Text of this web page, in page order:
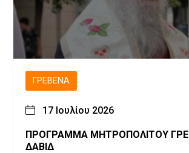
ΓΡΕΒΕΝΆ
17 Ιουλίου 2026
ΠΡΟΓΡΑΜΜΑ ΜΗΤΡΟΠΟΛΙΤΟΥ ΓΡΕΒΕΝΩΝ κ.
ΔΑΒΙΔ